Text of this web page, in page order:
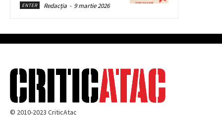
ENTER Redacția - 9 martie 2026
© 2010-2023 CriticAtac